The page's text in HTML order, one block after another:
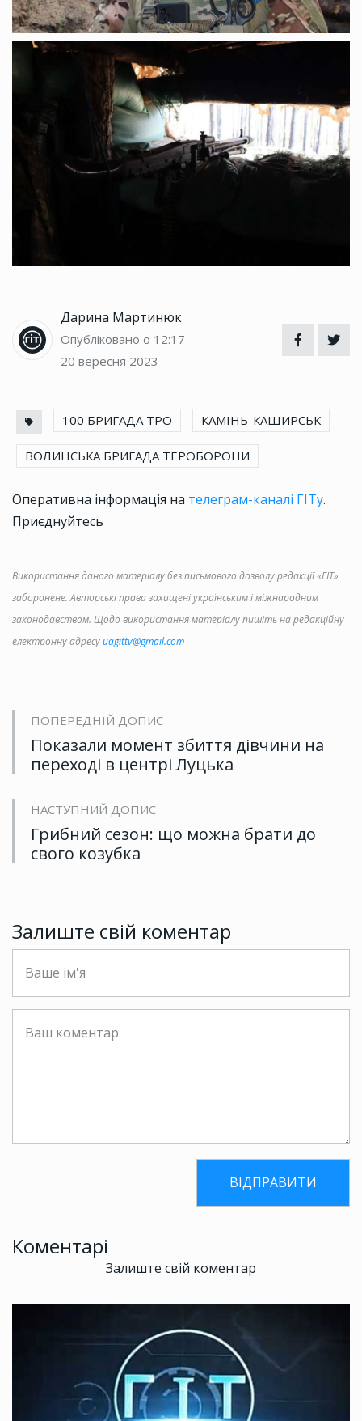
Дарина Мартинюк
Опубліковано о 12:17
20 вересня 2023
100 БРИГАДА ТРО КАМІНЬ-КАШИРСЬК
ВОЛИНСЬКА БРИГАДА ТЕРОБОРОНИ
Оперативна інформація на телеграм-каналі ГІТу.
Приєднуйтесь
Використання даного матеріалу без письмового дозволу редакції «ГІТ»
заборонене. Авторські права захищені українським і міжнародним
законодавством. Щодо використання матеріалу пишіть на редакційну
електронну адресуuagittv@gmail.com
ПОПЕРЕДНІЙ ДОПИС
Показали момент збиття дівчини на
переході в центрі Луцька
НАСТУПНИЙ ДОПИС
Грибний сезон: що можна брати до
свого козубка
Залиште свій коментар
Коментарі
Залиште свій коментар